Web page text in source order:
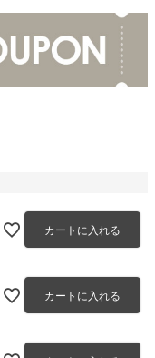
カートに入れる
カートに入れる